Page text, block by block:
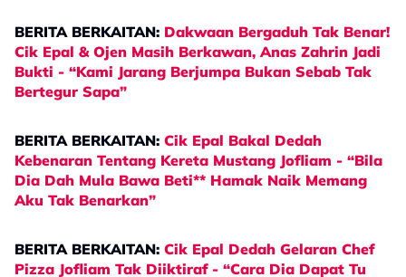
BERITA BERKAITAN: Dakwaan Bergaduh Tak Benar!
Cik Epal & Ojen Masih Berkawan, Anas Zahrin Jadi
Bukti - “Kami Jarang Berjumpa Bukan Sebab Tak
Bertegur Sapa”
BERITA BERKAITAN: Cik Epal Bakal Dedah
Kebenaran Tentang Kereta Mustang Jofliam - “Bila
Dia Dah Mula Bawa Beti** Hamak Naik Memang
Aku Tak Benarkan”
BERITA BERKAITAN: Cik Epal Dedah Gelaran Chef
Pizza Jofliam Tak Diiktiraf - “Cara Dia Dapat Tu